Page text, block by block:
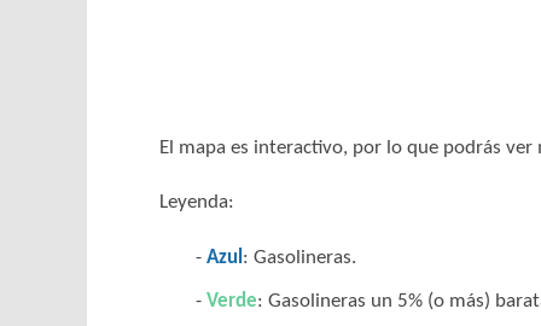
El mapa es interactivo, por lo que podrás
Leyenda:
Azul : Gasolineras.
Verde: Gasolineras un 5% (o más)